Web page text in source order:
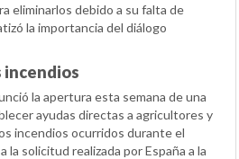
eliminarlos debido a su falta de
la importancia del diálogo
incendios
la apertura esta semana de una
ayudas directas a agricultores y
incendios ocurridos durante el
la solicitud realizada por España a la